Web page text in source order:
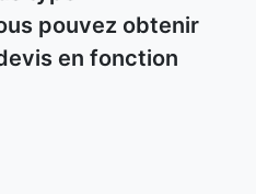
pouvez obtenir
en fonction